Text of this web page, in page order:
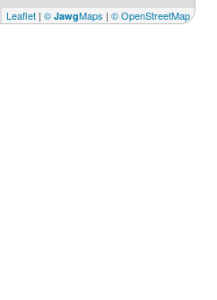
Leaflet | © JawgMaps | © OpenStreetMap